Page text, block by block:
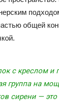
общей
с креслом и
группа на
сирени —